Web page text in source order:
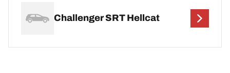
Challenger SRT Hellcat